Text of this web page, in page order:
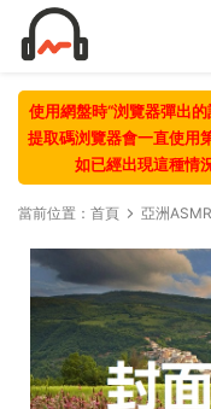
使用網盤時“浏覽器彈出
提取碼浏覽器會一直使用
如已經出現這種情
當前位置： 首頁 亞洲ASMR